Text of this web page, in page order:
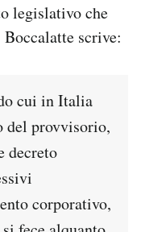
legislativo che
scrive:
cui in Italia
del provvisorio,
decreto
corporativo,